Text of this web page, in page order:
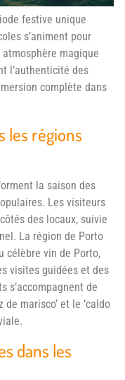
festive unique
s’animent pour
magique
l’authenticité des
complète dans
les régions
la saison des
Les visiteurs
des locaux, suivie
La région de Porto
célèbre vin de Porto,
visites guidées et des
s’accompagnent de
marisco’ et le ‘caldo
dans les